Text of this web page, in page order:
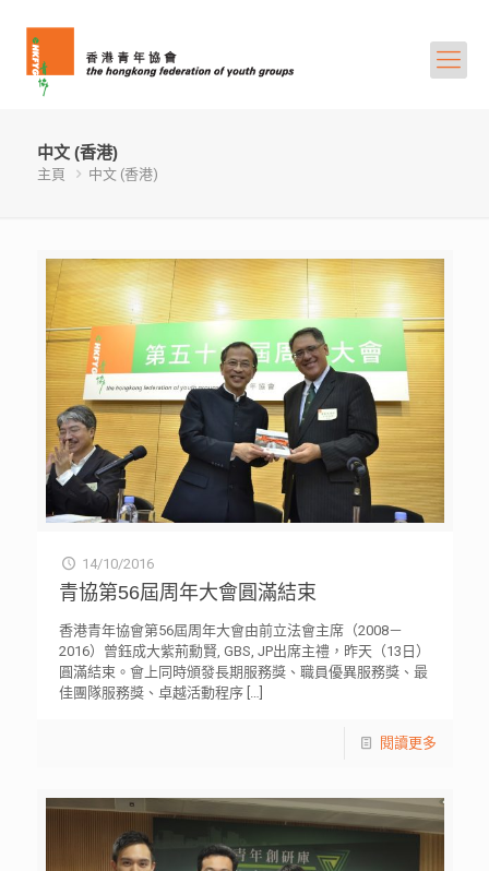
中文 (香港)
主頁 中文 (香港)
14/10/2016
青協第56屆周年大會圓滿結束
香港青年協會第56屆周年大會由前立法會主席（2008－
2016）曾鈺成大紫荊勳賢, GBS, JP出席主禮，昨天（13日）
圓滿結束。會上同時頒發長期服務獎、職員優異服務獎、最
佳團隊服務獎、卓越活動程序[…]
閱讀更多